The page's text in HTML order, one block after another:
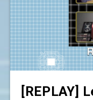
[REPLAY]